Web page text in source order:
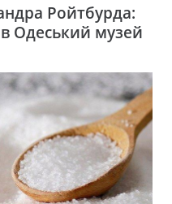
Ройтбурда:
Одеський музей